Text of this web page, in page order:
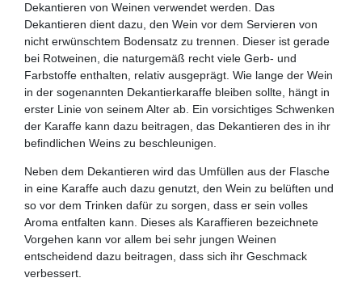
Dekantieren von Weinen verwendet werden. Das
Dekantieren dient dazu, den Wein vor dem Servieren von
nicht erwünschtem Bodensatz zu trennen. Dieser ist gerade
bei Rotweinen, die naturgemäß recht viele Gerb- und
Farbstoffe enthalten, relativ ausgeprägt. Wie lange der Wein
in der sogenannten Dekantierkaraffe bleiben sollte, hängt in
erster Linie von seinem Alter ab. Ein vorsichtiges Schwenken
der Karaffe kann dazu beitragen, das Dekantieren des in ihr
befindlichen Weins zu beschleunigen.
Neben dem Dekantieren wird das Umfüllen aus der Flasche
in eine Karaffe auch dazu genutzt, den Wein zu belüften und
so vor dem Trinken dafür zu sorgen, dass er sein volles
Aroma entfalten kann. Dieses als Karaffieren bezeichnete
Vorgehen kann vor allem bei sehr jungen Weinen
entscheidend dazu beitragen, dass sich ihr Geschmack
verbessert.